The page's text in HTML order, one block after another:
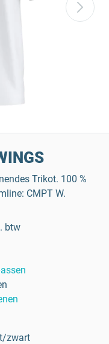
Trikot. 100 %
CMPT W.
btw
zwart